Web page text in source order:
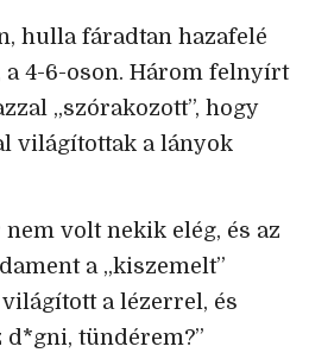
hulla fáradtan hazafelé
4-6-oson. Három felnyírt
„szórakozott”, hogy
világítottak a lányok
volt nekik elég, és az
a „kiszemelt”
a lézerrel, és
d*gni, tündérem?”